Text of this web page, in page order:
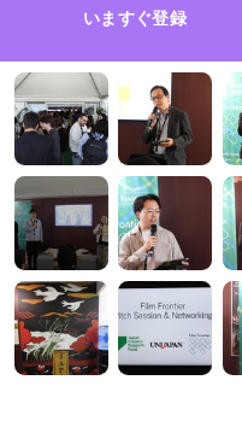
いますぐ登録